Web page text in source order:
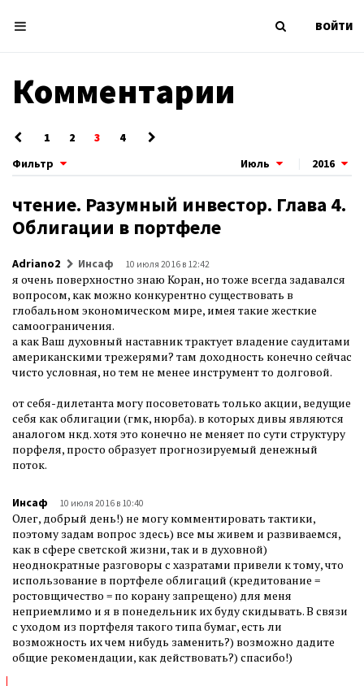
ВОЙТИ
Комментарии
1 2 3
4
Фильтр
Июль 2016
чтение. Разумный инвестор. Глава 4.
Облигации в портфеле
Adriano2 Инсаф 10 июля 2016 в 12:42
я очень поверхностно знаю Коран, но тоже всегда задавался
вопросом, как можно конкурентно существовать в
глобальном экономическом мире, имея такие жесткие
самоограничения.
а как Ваш духовный наставник трактует владение саудитами
американскими трежерями? там доходность конечно сейчас
чисто условная, но тем не менее инструмент то долговой.
от себя-дилетанта могу посоветовать только акции, ведущие
себя как облигации (гмк, нюрба). в которых дивы являются
аналогом нкд. хотя это конечно не меняет по сути структуру
порфеля, просто образует прогнозируемый денежный
поток.
Инсаф 10 июля 2016 в 10:40
Олег, добрый день!) не могу комментировать тактики,
поэтому задам вопрос здесь) все мы живем и развиваемся,
как в сфере светской жизни, так и в духовной)
неоднократные разговоры с хазратами привели к тому, что
использование в портфеле облигаций (кредитование =
ростовщичество = по корану запрещено) для меня
неприемлимо и я в понедельник их буду скидывать. В связи
с уходом из портфеля такого типа бумаг, есть ли
возможность их чем нибудь заменить?) возможно дадите
общие рекомендации, как действовать?) спасибо!)